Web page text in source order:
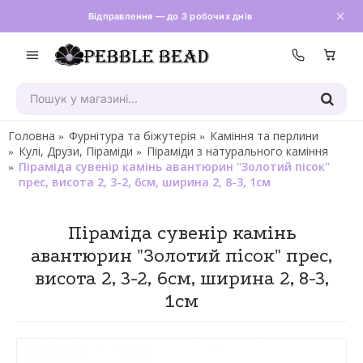
Відправлення — до 3 робочих днів
Головна Фурнітура та біжутерія
Каміння та перлини
Кулі, Друзи, Піраміди
Піраміди з натурального каміння
Піраміда сувенір камінь авантюрин "Золотий пісок"
прес, висота 2, 3-2, 6см, ширина 2, 8-3, 1см
Піраміда сувенір камінь
авантюрин "Золотий пісок" прес,
висота 2, 3-2, 6см, ширина 2, 8-3,
1см